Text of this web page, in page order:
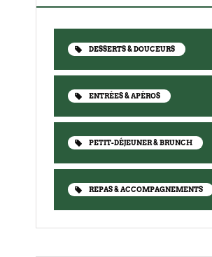
DESSERTS & DOUCEURS
ENTRÉES & APÉROS
PETIT-DÉJEUNER & BRUNCH
REPAS & ACCOMPAGNEMENTS